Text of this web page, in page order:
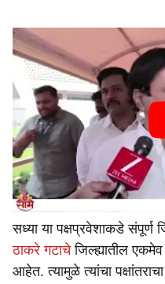
सध्या या पक्षप्रवेशाकडे संपूर्ण
ठाकरे गटाचेजिल्ह्यातील एकमेव
आहेत. त्यामुळे त्यांचा